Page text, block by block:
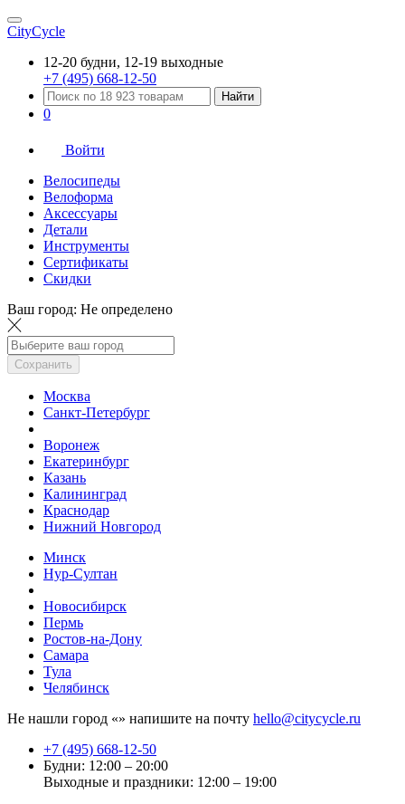
CityCycle
12-20 будни, 12-19 выходные
+7 (495) 668-12-50
Найти
0
Войти
Велосипеды
Велоформа
Аксессуары
Детали
Инструменты
Сертификаты
Скидки
Ваш город: Не определено
Сохранить
Москва
Санкт-Петербург
Воронеж
Екатеринбург
Казань
Калининград
Краснодар
Нижний Новгород
Минск
Нур-Султан
Новосибирск
Пермь
Ростов-на-Дону
Самара
Тула
Челябинск
Не нашли город «» напишите на почту hello@citycycle.ru
+7 (495) 668-12-50
Будни: 12:00 – 20:00
Выходные и праздники: 12:00 – 19:00